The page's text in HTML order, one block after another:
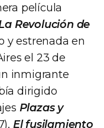
película
Revolución de
y estrenada en
el 23 de
inmigrante
dirigido
Plazas y
El fusilamiento